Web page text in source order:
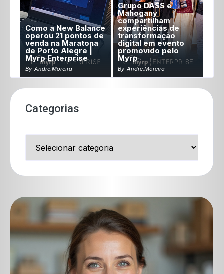
Como a New Balance
operou 21 pontos de
venda na Maratona
de Porto Alegre |
Myrp Enterprise
By Andre.moreira
Grupo DASS e
Mahogany
compartilham
experiências de
transformação
digital em evento
promovido pelo
Myrp
By Andre.moreira
Categorias